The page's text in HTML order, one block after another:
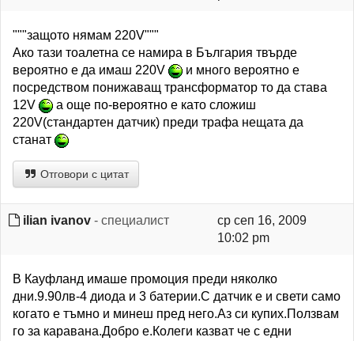
"""защото нямам 220V"""
Ако тази тоалетна се намира в България твърде
вероятно е да имаш 220V
и много вероятно е
посредством понижаващ трансформатор то да става
12V
а още по-вероятно е като сложиш
220V(стандартен датчик) преди трафа нещата да
станат
Отговори с цитат
ilian ivanov - специалист
ср сеп 16, 2009
10:02 pm
В Кауфланд имаше промоция преди няколко
дни.9.90лв-4 диода и 3 батерии.С датчик е и свети само
когато е тъмно и минеш пред него.Аз си купих.Ползвам
го за каравана.Добро е.Колеги казват че с едни